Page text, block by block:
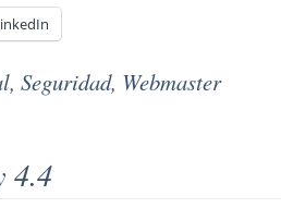
, Seguridad, Webmaster
4.4